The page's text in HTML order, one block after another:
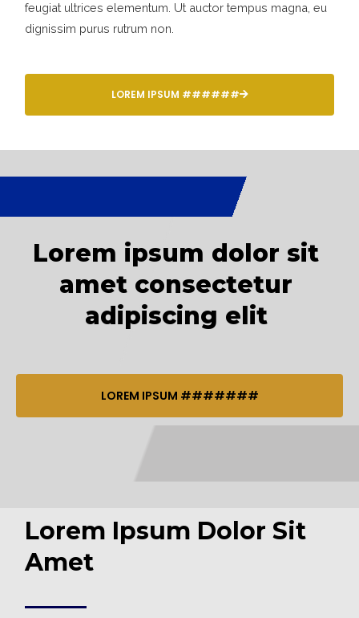
feugiat ultrices elementum. Ut auctor tempus magna, eu
dignissim purus rutrum non.
LOREM IPSUM ######
Lorem ipsum dolor sit
amet consectetur
adipiscing elit
LOREM IPSUM #######
Lorem Ipsum Dolor Sit
Amet